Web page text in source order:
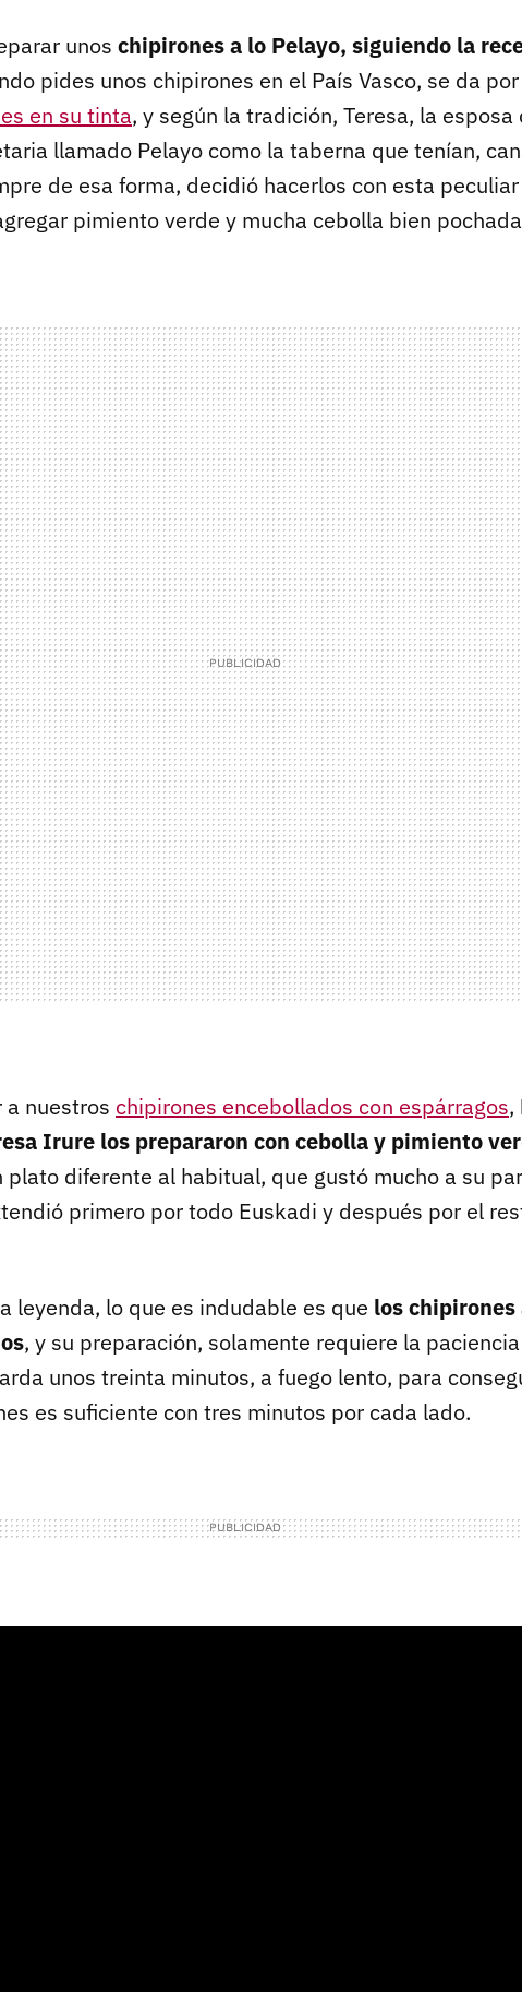
unos chipirones a lo Pelayo, siguiendo la
pides unos chipirones en el País Vasco, se da
en su tinta, y según la tradición, Teresa, la esposa
llamado Pelayo como la taberna que tenían,
de esa forma, decidió hacerlos con esta
pimiento verde y mucha cebolla bien
a nuestros chipirones encebollados con espárragos,
Irure los prepararon con cebolla y pimiento
plato diferente al habitual, que gustó mucho a su
primero por todo Euskadi y después por el
leyenda, lo que es indudable es que los chipirones
, y su preparación, solamente requiere la
unos treinta minutos, a fuego lento, para
es suficiente con tres minutos por cada lado.